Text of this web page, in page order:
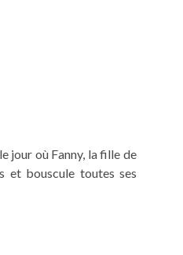
jour où Fanny, la fille de
et bouscule toutes ses